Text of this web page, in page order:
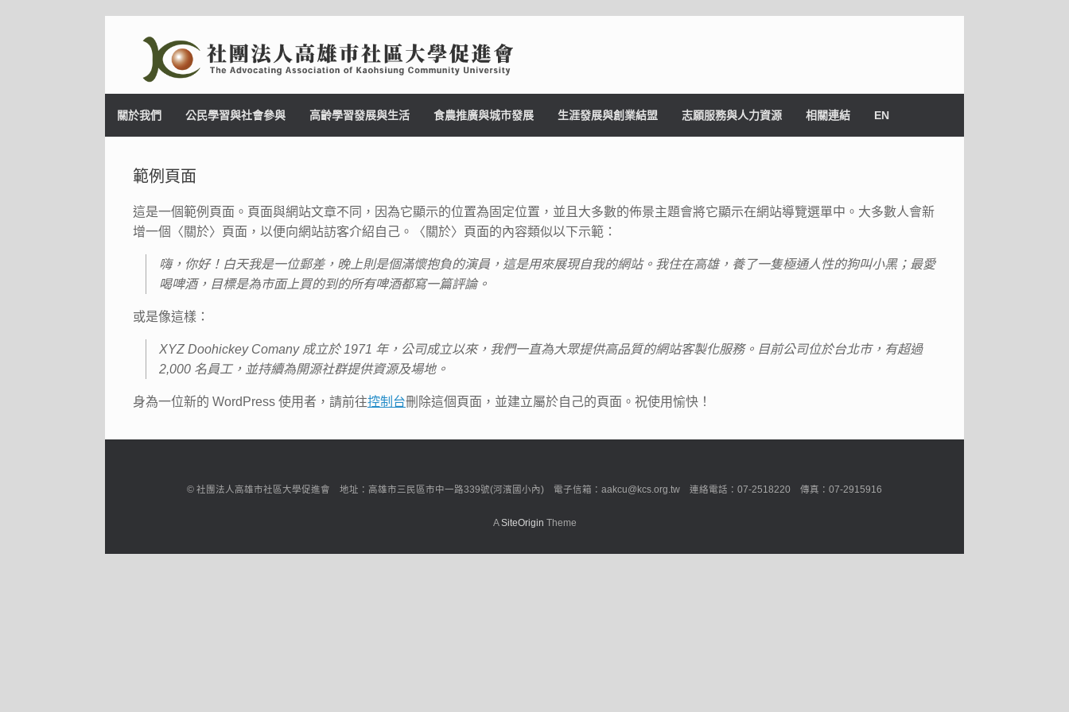
關於我們 公民學習與社會參與 高齡學習發展與生活 食農推廣與城市發展 生涯發展與創業結盟 志願服務與人力資源 相關連結 EN
範例頁面
這是一個範例頁面。頁面與網站文章不同，因為它顯示的位置為固定位置，並且大多數的佈景主題會將它顯示在網站導覽選單中。大多數人會新
增一個〈關於〉頁面，以便向網站訪客介紹自己。〈關於〉頁面的內容類似以下示範：
嗨，你好！白天我是一位郵差，晚上則是個滿懷抱負的演員，這是用來展現自我的網站。我住在高雄，養了一隻極通人性的狗叫小黑；最愛
喝啤酒，目標是為市面上買的到的所有啤酒都寫一篇評論。
或是像這樣：
XYZ Doohickey Comany 成立於 1971 年，公司成立以來，我們一直為大眾提供高品質的網站客製化服務。目前公司位於台北市，有超過
2,000 名員工，並持續為開源社群提供資源及場地。
身為一位新的 WordPress 使用者，請前往控制台刪除這個頁面，並建立屬於自己的頁面。祝使用愉快！
© 社團法人高雄市社區大學促進會 地址：高雄市三民區市中一路339號(河濱國小內) 電子信箱：aakcu@kcs.org.tw 連絡電話：07-2518220 傳真：07-2915916
ASiteOrigin Theme